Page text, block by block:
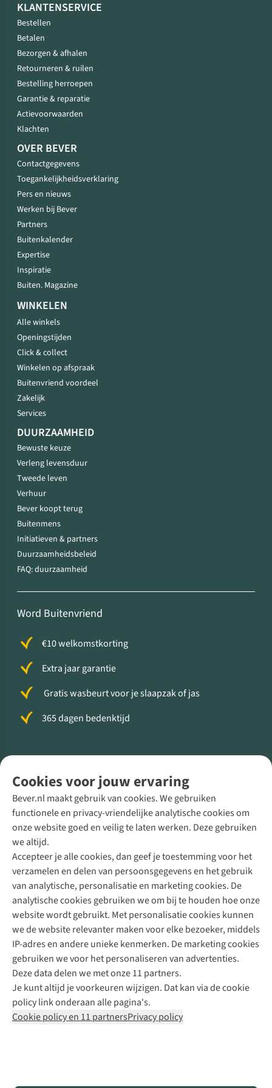
Cookies voor jouw ervaring
Bever.nl maakt gebruik van cookies. We gebruiken
functionele en privacy-vriendelijke analytische cookies om
onze website goed en veilig te laten werken. Deze gebruiken
we altijd.
Accepteer je alle cookies, dan geef je toestemming voor het
verzamelen en delen van persoonsgegevens en het gebruik
van analytische, personalisatie en marketing cookies. De
analytische cookies gebruiken we om bij te houden hoe onze
website wordt gebruikt. Met personalisatie cookies kunnen
we de website relevanter maken voor elke bezoeker, middels
IP-adres en andere unieke kenmerken. De marketing cookies
gebruiken we voor het personaliseren van advertenties.
Deze data delen we met onze 11 partners.
Je kunt altijd je voorkeuren wijzigen. Dat kan via de cookie
policy link onderaan alle pagina's.
Cookie policy en 11 partnersPrivacy policy
KLANTENSERVICE
Bestellen
Betalen
Bezorgen & afhalen
Retourneren & ruilen
Bestelling herroepen
Garantie & reparatie
Actievoorwaarden
Klachten
OVER BEVER
Contactgegevens
Toegankelijkheidsverklaring
Pers en nieuws
Werken bij Bever
Partners
Buitenkalender
Expertise
Inspiratie
Buiten. Magazine
WINKELEN
Alle winkels
Openingstijden
Click & collect
Winkelen op afspraak
Buitenvriend voordeel
Zakelijk
Services
DUURZAAMHEID
Bewuste keuze
Verleng levensduur
Tweede leven
Verhuur
Bever koopt terug
Buitenmens
Initiatieven & partners
Duurzaamheidsbeleid
FAQ: duurzaamheid
Word Buitenvriend
€10 welkomstkorting
Extra jaar garantie
Gratis wasbeurt voor je slaapzak of jas
365 dagen bedenktijd
Direct advies van een Buitenexpert
+31 (0)85 888 50 88
+31 6 12 28 49 80
Contactformulier